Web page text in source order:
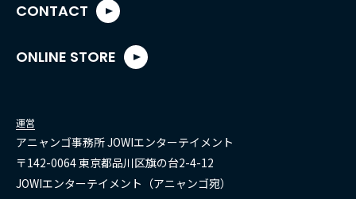
CONTACT
ONLINE STORE
運営
アニャンゴ事務所 JOWIエンターテイメント
〒142-0064 東京都品川区旗の台2-4-12
JOWIエンターテイメント（アニャンゴ宛）